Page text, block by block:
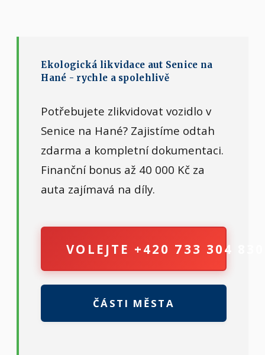
Ekologická likvidace aut Senice na
Hané - rychle a spolehlivě
Potřebujete zlikvidovat vozidlo v
Senice na Hané? Zajistíme odtah
zdarma a kompletní dokumentaci.
Finanční bonus až 40 000 Kč za
auta zajímavá na díly.
VOLEJTE +420 733 304 830
ČÁSTI MĚSTA